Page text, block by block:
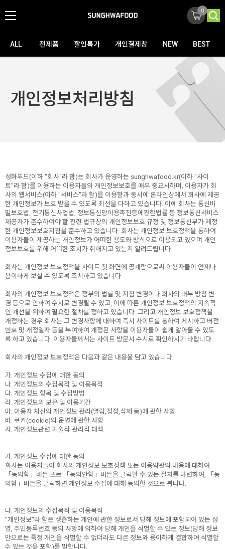
0
ALL 전제품 할인특가 개인결제창 NEW BEST
개인정보처리방침
성화푸드(이하 "회사"라 함)는 회사가 운영하는 sunghwafood.kr(이하 "사이
트"라 함)를 이용하는 이용자들의 개인정보보호를 매우 중요시하며, 이용자가 회
사의 웹서비스(이하 "서비스"라 함)를 이용함과 동시에 온라인상에서 회사에 제공
한 개인정보가 보호 받을 수 있도록 최선을 다하고 있습니다. 이에 회사는 통신비
밀보호법, 전기통신사업법, 정보통신망이용촉진등에관한법률 등 정보통신서비스
제공자가 준수하여야 할 관련 법규상의 개인정보보호 규정 및 정보통신부가 제정
한 개인정보보호지침을 준수하고 있습니다. 회사는 개인정보 보호정책을 통하여
이용자들이 제공하는 개인정보가 어떠한 용도와 방식으로 이용되고 있으며 개인
정보보호를 위해 어떠한 조치가 취해지고 있는지 알려드립니다.
회사는 개인정보 보호정책을 사이트 첫 화면에 공개함으로써 이용자들이 언제나
용이하게 보실 수 있도록 조치하고 있습니다.
회사의 개인정보 보호정책은 정부의 법률 및 지침 변경이나 회사의 내부 방침 변
경 등으로 인하여 수시로 변경될 수 있고, 이에 따른 개인정보 보호정책의 지속적
인 개선을 위하여 필요한 절차를 정하고 있습니다. 그리고 개인정보 보호정책을
개정하는 경우 회사는 그 변경사항에 대하여 즉시 사이트를 통하여 게시하고 버전
번호 및 개정일자 등을 부여하여 개정된 사항을 이용자들이 쉽게 알아볼 수 있도
록 하고 있습니다. 이용자들께서는 사이트 방문시 수시로 확인하시기 바랍니다.
회사의 개인정보 보호정책은 다음과 같은 내용을 담고 있습니다.
가. 개인정보 수집에 대한 동의
나. 개인정보의 수집목적 및 이용목적
다. 개인정보 항목 및 수집방법
라. 개인정보의 보유 및 이용기간
마. 이용자 자신의 개인정보 관리(열람,정정,삭제 등)에 관한 사항
바. 쿠키(cookie)의 운영에 관한 사항
사. 개인정보관련 기술적-관리적 대책
가. 개인정보 수집에 대한 동의
회사는 이용자들이 회사의 개인정보 보호정책 또는 이용약관의 내용에 대하여
「동의함」버튼 또는 「동의안함」버튼을 클릭할 수 있는 절차를 마련하여, 「동
의함」버튼을 클릭하면 개인정보 수집에 대해 동의한 것으로 봅니다.
나. 개인정보의 수집목적 및 이용목적
"개인정보"라 함은 생존하는 개인에 관한 정보로서 당해 정보에 포함되어 있는 성
명, 주민등록번호 등의 사항에 의하여 당해 개인을 식별할 수 있는 정보(당해 정보
만으로는 특정 개인을 식별할 수 없더라도 다른 정보와 용이하게 결합하여 식별할
수 있는 것을 포함)를 말합니다.